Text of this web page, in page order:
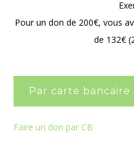
Pour un don de 200€, vous
de 132€
Par carte bancaire
Faire un don par CB